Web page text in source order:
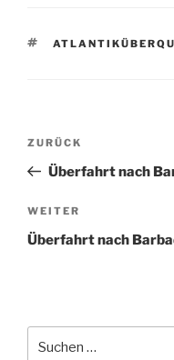
SCHLAGWÖRTER
Vorheriger
Beitrag
ZURÜCK
Überfahrt nach
Nächster
Beitrag
WEITER
Überfahrt nach